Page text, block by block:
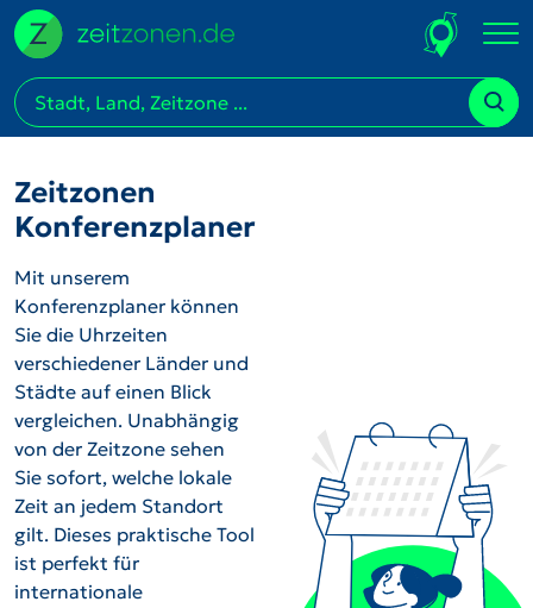
Zeitzonen
Konferenzplaner
Mit unserem
Konferenzplaner können
Sie die Uhrzeiten
verschiedener Länder und
Städte auf einen Blick
vergleichen. Unabhängig
von der Zeitzone sehen
Sie sofort, welche lokale
Zeit an jedem Standort
gilt. Dieses praktische Tool
ist perfekt für
internationale